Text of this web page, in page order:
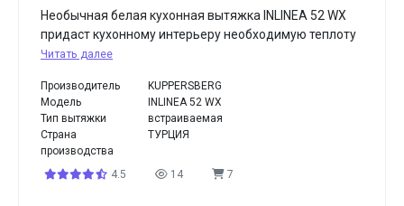
Необычная белая кухонная вытяжка INLINEA 52 WX
придаст кухонному интерьеру необходимую теплоту
Читать далее
Производитель
KUPPERSBERG
Модель
INLINEA 52 WX
Тип вытяжки
встраиваемая
Страна
производства
ТУРЦИЯ
4.5 14 7